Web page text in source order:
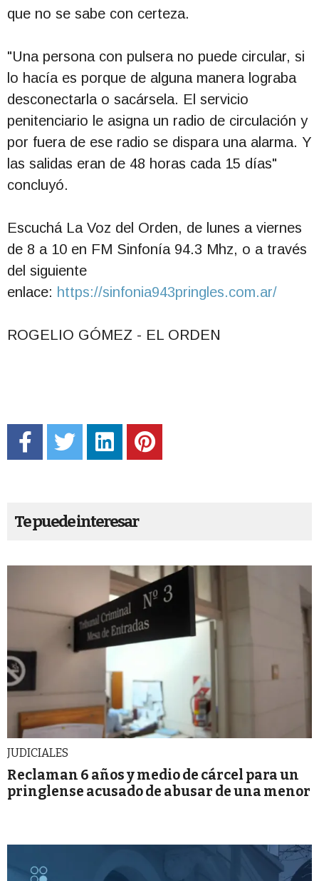
que no se sabe con certeza.
"Una persona con pulsera no puede circular, si
lo hacía es porque de alguna manera lograba
desconectarla o sacársela. El servicio
penitenciario le asigna un radio de circulación y
por fuera de ese radio se dispara una alarma. Y
las salidas eran de 48 horas cada 15 días"
concluyó.
Escuchá La Voz del Orden, de lunes a viernes
de 8 a 10 en FM Sinfonía 94.3 Mhz, o a través
del siguiente
enlace: https://sinfonia943pringles.com.ar/
ROGELIO GÓMEZ - EL ORDEN
Te puede interesar
JUDICIALES
Reclaman 6 años y medio de cárcel para un
pringlense acusado de abusar de una menor